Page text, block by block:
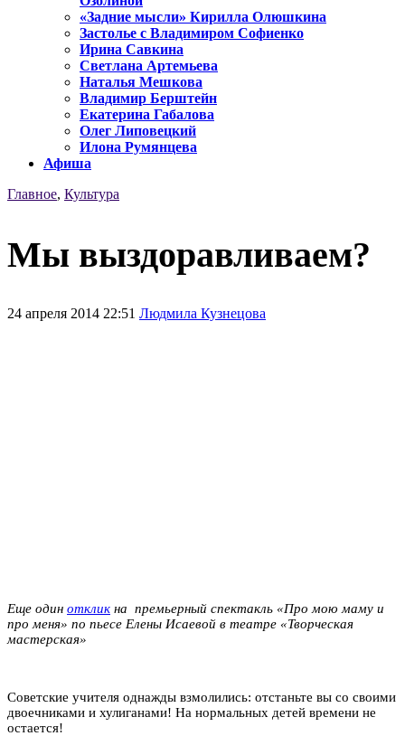
«Задние мысли» Кирилла Олюшкина
Застолье с Владимиром Софиенко
Ирина Савкина
Светлана Артемьева
Наталья Мешкова
Владимир Берштейн
Екатерина Габалова
Олег Липовецкий
Илона Румянцева
Афиша
Главное, Культура
Мы выздоравливаем?
24 апреля 2014 22:51 Людмила Кузнецова
Еще один отклик на премьерный спектакль «Про мою маму и
про меня» по пьесе Елены Исаевой в театре «Творческая
мастерская»
Советские учителя однажды взмолились: отстаньте вы со своими
двоечниками и хулиганами! На нормальных детей времени не
остается!